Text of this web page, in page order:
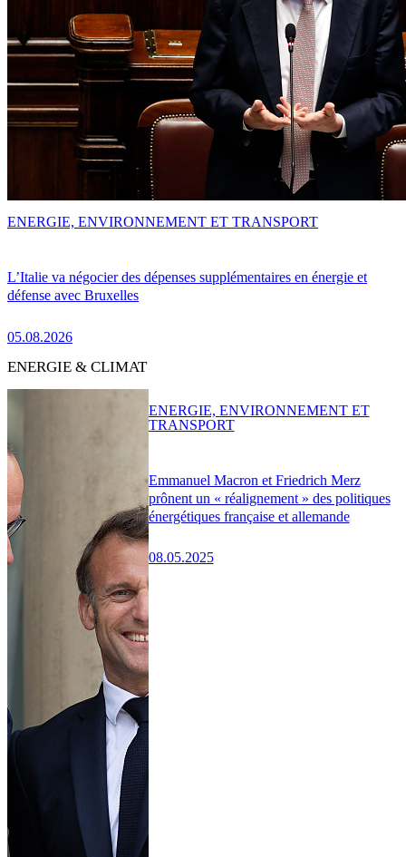
L’Italie va négocier des dépenses supplémentaires en énergie et
défense avec Bruxelles
05.08.2026
ENERGIE, ENVIRONNEMENT ET TRANSPORT
ENERGIE & CLIMAT
Emmanuel Macron et Friedrich Merz
prônent un « réalignement » des politiques
énergétiques française et allemande
08.05.2025
ENERGIE, ENVIRONNEMENT ET
TRANSPORT